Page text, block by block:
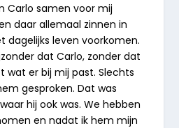
Carlo samen voor mij
daar allemaal zinnen in
dagelijks leven voorkomen.
dat Carlo, zonder dat
wat er bij mij past. Slechts
gesproken. Dat was
hij ook was. We hebben
en nadat ik hem mijn